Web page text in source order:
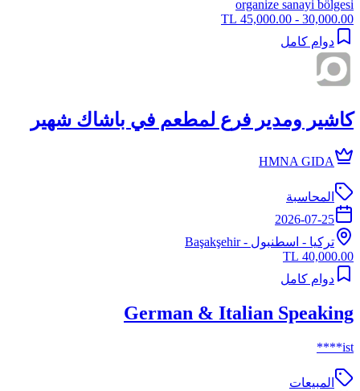
organize sanayi bölgesi
30,000.00 - 45,000.00 TL
دوام كامل
كاشير ومدير فرع لمطعم في باشاك شهير
HMNA GIDA
المحاسبة
2026-07-25
تركيا - اسطنبول - Başakşehir
40,000.00 TL
دوام كامل
German & Italian Speaking
ist****
المبيعات